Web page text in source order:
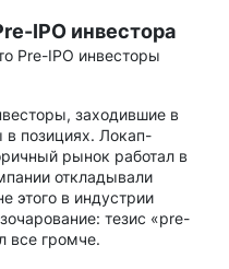
IPO инвестора
Pre-IPO инвесторы
заходившие в
в позициях. Локап-
рынок работал в
откладывали
этого в индустрии
тезис «pre-
все громче.